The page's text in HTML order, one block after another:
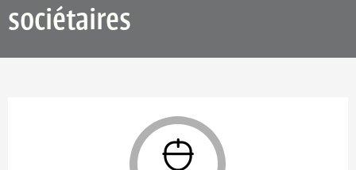
sociétaires